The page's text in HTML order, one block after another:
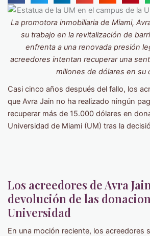
La promotora inmobiliaria de Miami,
su trabajo en la revitalización de
enfrenta a una renovada presión
acreedores intentan recuperar una
millones de dólares en su
Casi cinco años después del fallo, los
que Avra Jain no ha realizado ningún
recuperar más de 15.000 dólares en
Universidad de Miami (UM) tras la
Los acreedores de Avra
devolución de las
Universidad
En una moción reciente, los acreedores